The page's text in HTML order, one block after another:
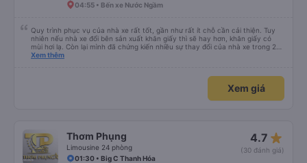
04:55 • Bến xe Nước Ngầm
Quy trình phục vụ của nhà xe rất tốt, gần như rất ít chỗ cần cải thiện. Tuy
nhiên nếu nhà xe đổi bên sản xuất khăn giấy thì sẽ hay hơn, khăn giấy có
mùi hơi lạ. Còn lại mình đã chứng kiến nhiều sự thay đổi của nhà xe trong 2
tháng vừa rồi: tài xế và phụ xe ngày càng thân thiện, quy trình phục vụ rõ
Xem thêm
Xem giá
Thơm Phụng
Limousine 24 phòng
4.7 star_rate
(30 đánh giá)
01:30 • Big C Thanh Hóa